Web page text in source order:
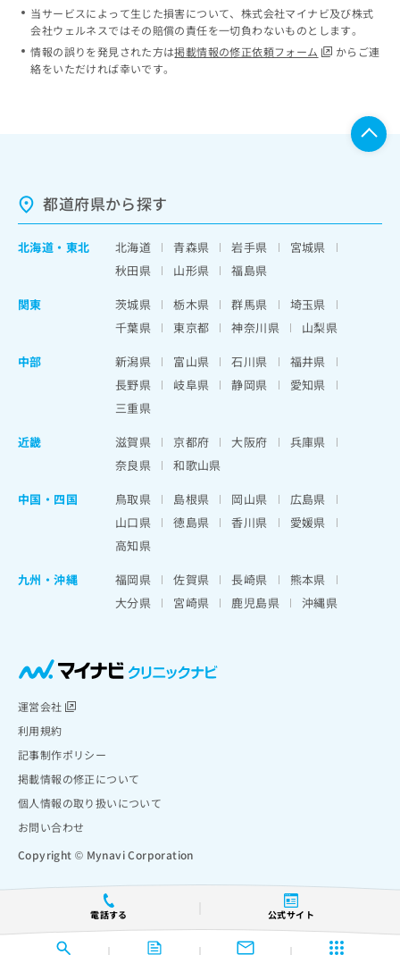
電話する 公式サイト
当サービスによって生じた損害について、株式会社マイナビ及び株式
会社ウェルネスではその賠償の責任を一切負わないものとします。
情報の誤りを発見された方は掲載情報の修正依頼フォーム
からご連
絡をいただければ幸いです。
都道府県から探す
北海道 ・ 東北 北海道 青森県 岩手県
宮城県
秋田県
山形県
福島県
関東
茨城県 栃木県 群馬県
埼玉県
千葉県
東京都 神奈川県
山梨県
中部
新潟県 富山県 石川県
福井県
長野県
岐阜県 静岡県
愛知県
三重県
近畿
滋賀県 京都府 大阪府
兵庫県
奈良県
和歌山県
中国・四国
鳥取県 島根県 岡山県
広島県
山口県
徳島県 香川県
愛媛県
高知県
九州・沖縄
福岡県 佐賀県 長崎県
熊本県
大分県
宮崎県 鹿児島県 沖縄県
運営会社
利用規約
記事制作ポリシー
掲載情報の修正について
個人情報の取り扱いについて
お問い合わせ
Copyright © Mynavi Corporation